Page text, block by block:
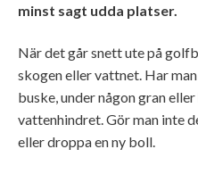
minst sagt udda platser.
När det går snett ute på
skogen eller vattnet. Har
buske, under någon gran
vattenhindret. Gör man inte
eller droppa en ny boll.